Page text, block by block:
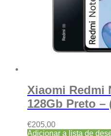
Xiaomi Redmi
128Gb Preto –
€205,00
Adicionar a lista de